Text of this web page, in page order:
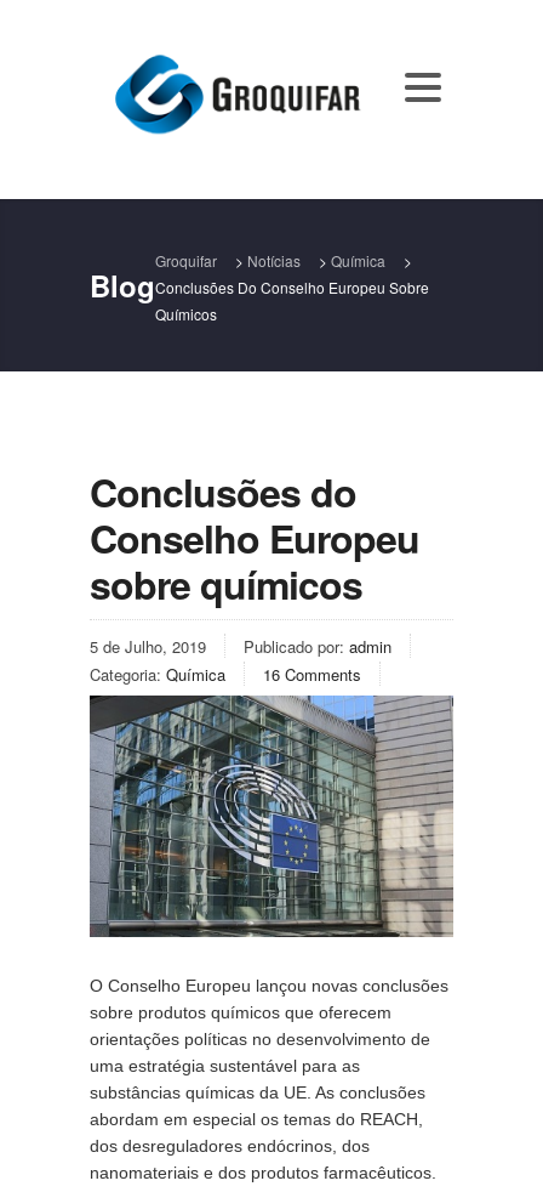
Blog
Groquifar > Notícias > Química
>
Conclusões Do Conselho Europeu Sobre
Químicos
Conclusões do
Conselho Europeu
sobre químicos
5 de Julho, 2019 Publicado por: admin
Categoria: Química 16 Comments
O Conselho Europeu lançou novas conclusões
sobre produtos químicos que oferecem
orientações políticas no desenvolvimento de
uma estratégia sustentável para as
substâncias químicas da UE. As conclusões
abordam em especial os temas do REACH,
dos desreguladores endócrinos, dos
nanomateriais e dos produtos farmacêuticos.